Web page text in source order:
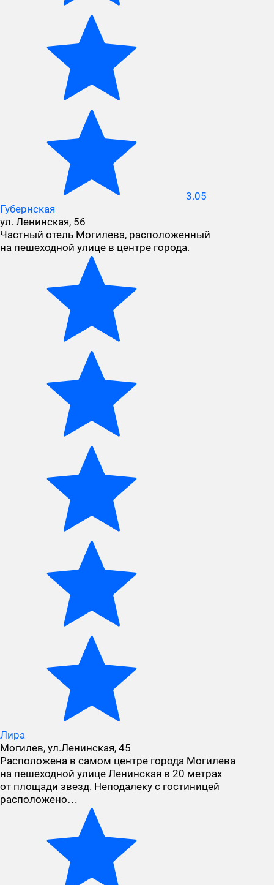
3.05
Губернская
ул. Ленинская, 56
Частный отель Могилева, расположенный
на пешеходной улице в центре города.
Лира
Могилев, ул.Ленинская, 45
Расположена в самом центре города Могилева
на пешеходной улице Ленинская в 20 метрах
от площади звезд. Неподалеку с гостиницей
расположено…